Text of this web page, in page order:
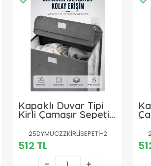
Kapaklı Duvar Tipi
Kirli Çamaşır Sepeti
Yer Tasarrufu
Sağlayan
25DYMUCZZKİRLİSEPETİ-2
512 TL
İç